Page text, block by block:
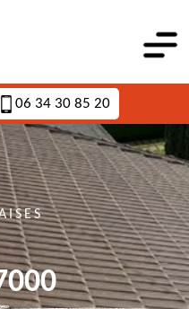
06 34 30 85 20